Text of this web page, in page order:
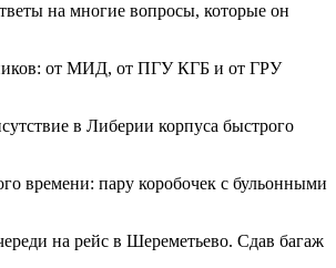
на многие вопросы, которые он
от МИД, от ПГУ КГБ и от ГРУ
в Либерии корпуса быстрого
времени: пару коробочек с бульонными
на рейс в Шереметьево. Сдав багаж